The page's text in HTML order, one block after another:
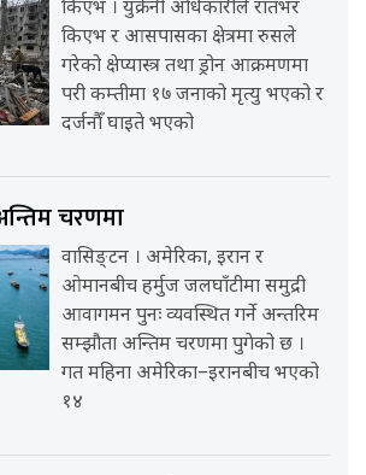
किएभ । युक्रेनी अधिकारीले रातभर
किएभ र आसपासका क्षेत्रमा रुसले
गरेको क्षेप्यास्त्र तथा ड्रोन आक्रमणमा
परी कम्तीमा १७ जनाको मृत्यु भएको र
दर्जनौँ घाइते भएको
चरणमा
वासिङ्टन । अमेरिका, इरान र
ओमानबीच हर्मुज जलघाँटीमा समुद्री
आवागमन पुनः व्यवस्थित गर्ने अन्तरिम
सम्झौता अन्तिम चरणमा पुगेको छ ।
गत महिना अमेरिका–इरानबीच भएको
१४